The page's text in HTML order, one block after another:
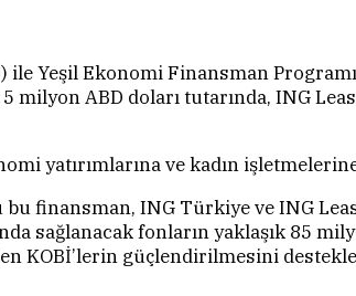
Yeşil Ekonomi Finansman
milyon ABD doları tutarında, ING
yatırımlarına ve kadın
bu finansman, ING Türkiye ve ING
sağlanacak fonların yaklaşık 85
KOBİ’lerin güçlendirilmesini